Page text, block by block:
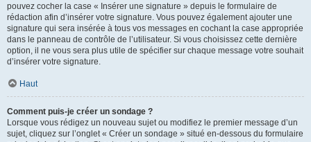
pouvez cocher la case « Insérer une signature » depuis le formulaire de
rédaction afin d’insérer votre signature. Vous pouvez également ajouter une
signature qui sera insérée à tous vos messages en cochant la case appropriée
dans le panneau de contrôle de l’utilisateur. Si vous choisissez cette dernière
option, il ne vous sera plus utile de spécifier sur chaque message votre souhait
d’insérer votre signature.
Haut
Comment puis-je créer un sondage ?
Lorsque vous rédigez un nouveau sujet ou modifiez le premier message d’un
sujet, cliquez sur l’onglet « Créer un sondage » situé en-dessous du formulaire